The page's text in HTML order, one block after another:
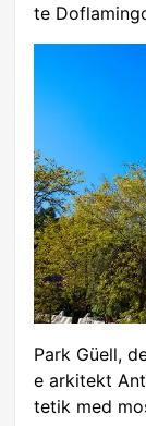
te
Park Güell,
e arkitekt
tetik med